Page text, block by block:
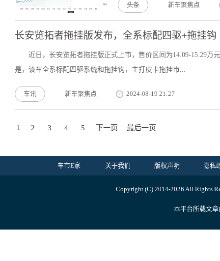
头条 新车聚焦点
长安览拓者拖挂版发布，全系标配四驱+拖挂钩
近日，长安览拓者拖挂版正式上市，售价区间为14.09-15.29
是，该车全系标配四驱系统和拖挂钩，主打皮卡拖挂市...
车讯 新车聚焦点 2024-08-19 21:27
1 2 3 4 5 下一页 最后一页
车市E家 关于我们 版权声明 隐私
Copyright (C) 2014-2026 All Rights
本平台所载文章